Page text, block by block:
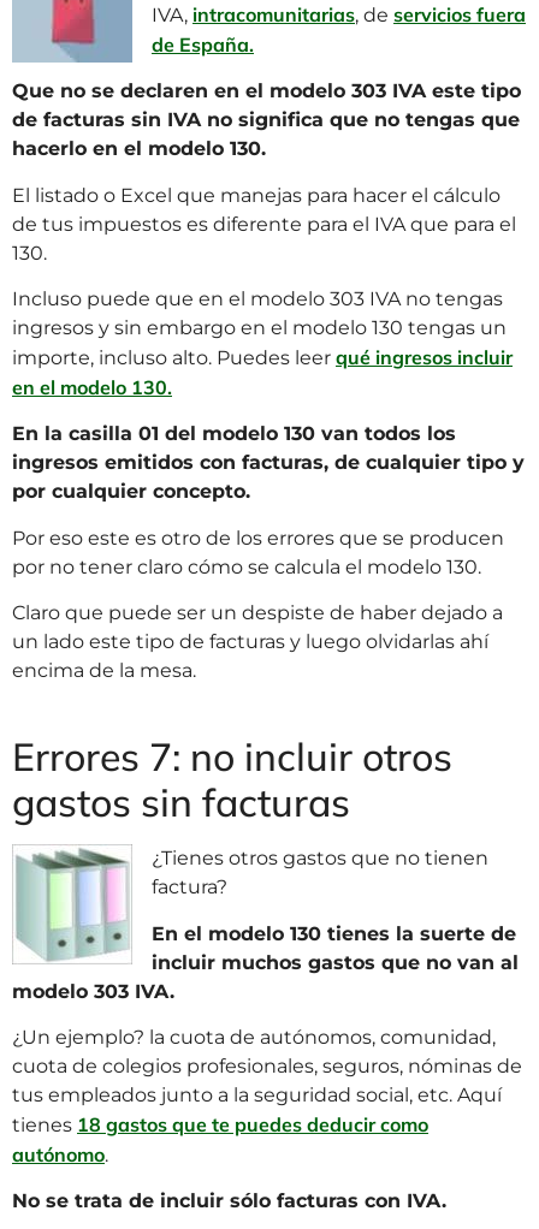
IVA, intracomunitarias, de servicios fuera
de España.
Que no se declaren en el modelo 303 IVA este tipo
de facturas sin IVA no significa que no tengas que
hacerlo en el modelo 130.
El listado o Excel que manejas para hacer el cálculo
de tus impuestos es diferente para el IVA que para el
130.
Incluso puede que en el modelo 303 IVA no tengas
ingresos y sin embargo en el modelo 130 tengas un
importe, incluso alto. Puedes leer qué ingresos incluir
en el modelo 130.
En la casilla 01 del modelo 130 van todos los
ingresos emitidos con facturas, de cualquier tipo y
por cualquier concepto.
Por eso este es otro de los errores que se producen
por no tener claro cómo se calcula el modelo 130.
Claro que puede ser un despiste de haber dejado a
un lado este tipo de facturas y luego olvidarlas ahí
encima de la mesa.
Errores 7: no incluir otros
gastos sin facturas
¿Tienes otros gastos que no tienen
factura?
En el modelo 130 tienes la suerte de
incluir muchos gastos que no van al
modelo 303 IVA.
¿Un ejemplo? la cuota de autónomos, comunidad,
cuota de colegios profesionales, seguros, nóminas de
tus empleados junto a la seguridad social, etc. Aquí
tienes 18 gastos que te puedes deducir como
autónomo.
No se trata de incluir sólo facturas con IVA.